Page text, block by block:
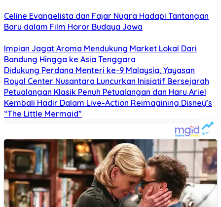
Celine Evangelista dan Fajar Nugra Hadapi Tantangan
Baru dalam Film Horor Budaya Jawa
Impian Jagat Aroma Mendukung Market Lokal Dari
Bandung Hingga ke Asia Tenggara
Didukung Perdana Menteri ke-9 Malaysia, Yayasan
Royal Center Nusantara Luncurkan Inisiatif Bersejarah
Petualangan Klasik Penuh Petualangan dan Haru Ariel
Kembali Hadir Dalam Live-Action Reimagining Disney’s
“The Little Mermaid”